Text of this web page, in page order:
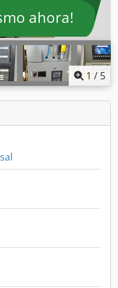
ahora!
1 / 5